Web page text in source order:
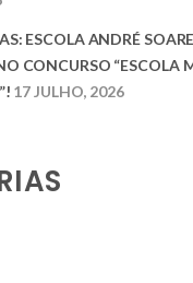
ESCOLA ANDRÉ
CONCURSO “ESCOLA
17 JULHO, 2026